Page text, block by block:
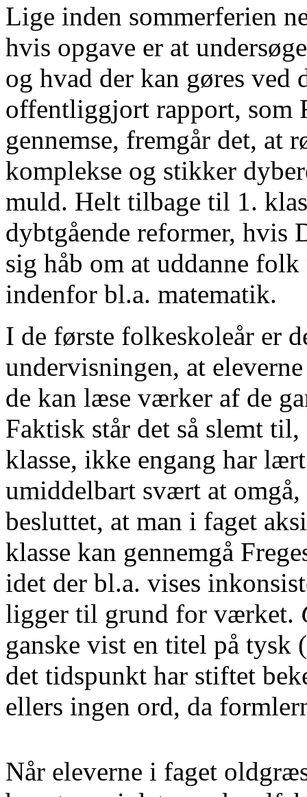
Lige inden sommerferien
hvis opgave er at
og hvad der kan gøres ved
offentliggjort rapport, som
gennemse, fremgår det, at
komplekse og stikker
muld. Helt tilbage til 1.
dybtgående reformer, hvis
sig håb om at uddanne
indenfor bl.a. matematik.
I de første folkeskoleår er
undervisningen, at
de kan læse værker af de
Faktisk står det så slemt
klasse, ikke engang har
umiddelbart svært at
besluttet, at man i faget
klasse kan gennemgå
idet der bl.a. vises
ligger til grund for værket.
ganske vist en titel på tysk
det tidspunkt har stiftet
ellers ingen ord, da
Når eleverne i faget